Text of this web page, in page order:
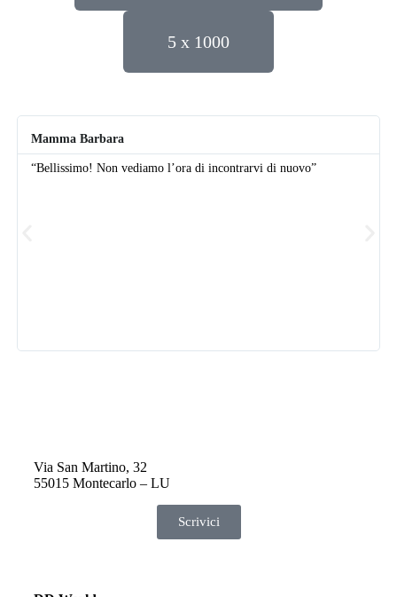
5 x 1000
Mamma Barbara
“Bellissimo! Non vediamo l’ora di incontrarvi di nuovo”
Via San Martino, 32
55015 Montecarlo – LU
Scrivici